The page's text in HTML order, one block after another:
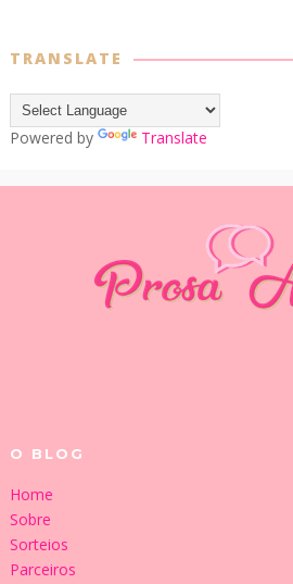
TRANSLATE
Powered by Translate
O BLOG
Home
Sobre
Sorteios
Parceiros